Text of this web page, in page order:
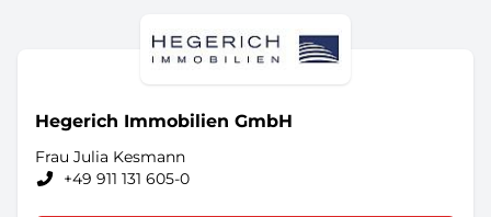
Hegerich Immobilien GmbH
Frau Julia Kesmann
+49 911 131 605-0